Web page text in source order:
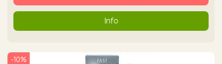
Info
-10%